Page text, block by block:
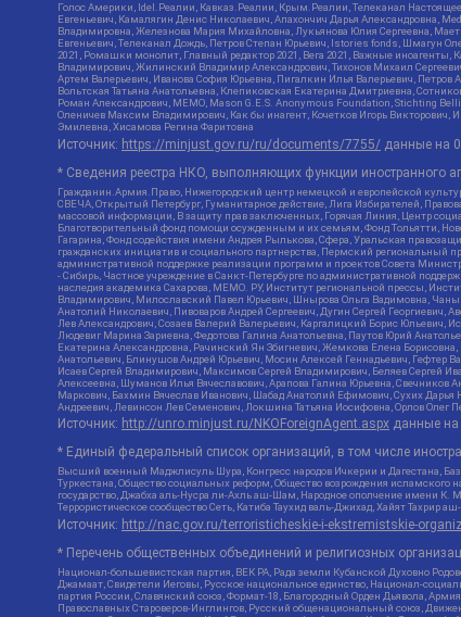
Голос Америки, Idel.Реалии, Кавказ.Реалии, Крым.Реалии, Телеканал
Евгеньевич, Камалягин Денис Николаевич, Апахончич Дарья Александровна,
Владимировна, Железнова Мария Михайловна, Лукьянова Юлия Сергеевна,
Евгеньевич, Телеканал Дождь, Петров Степан Юрьевич, Istories fonds, Шмагун
2021, Ромашки монолит, Главный редактор 2021, Вега 2021, Важные
Владимирович, Жилинский Владимир Александрович, Тихонов Михаил
Артем Валерьевич, Иванова София Юрьевна, Пигалкин Илья Валерьевич,
Вольтская Татьяна Анатольевна, Клепиковская Екатерина Дмитриевна,
Роман Александрович, МЕМО, Mason G.E.S. Anonymous Foundation, Stichting
Оленичев Максим Владимирович, Как бы инагент, Кочетков Игорь Викторович,
Эмилевна, Хисамова Регина Фаритовна
Источник: https://minjust.gov.ru/ru/documents/7755/ данные на
* Сведения реестра НКО, выполняющих функции иностранного
Гражданин.Армия.Право, Нижегородский центр немецкой и европейской
СВЕЧА, Открытый Петербург, Гуманитарное действие, Лига Избирателей,
массовой информации, В защиту прав заключенных, Горячая Линия, Центр
Благотворительный фонд помощи осужденным и их семьям, Фонд Тольятти,
Гагарина, Фонд содействия имени Андрея Рылькова, Сфера, Уральская
гражданских инициатив и социального партнерства, Пермский
административной поддержке реализации программ и проектов Совета
- Сибирь, Частное учреждение в Санкт-Петербурге по административной
наследия академика Сахарова, МЕМО. РУ, Институт региональной прессы,
Владимирович, Милославский Павел Юрьевич, Шнырова Ольга Вадимовна,
Анатолий Николаевич, Пивоваров Андрей Сергеевич, Дугин Сергей
Лев Александрович, Созаев Валерий Валерьевич, Каргалицкий Борис Юльевич,
Людевиг Марина Зариевна, Федотова Галина Анатольевна, Паутов Юрий
Екатерина Александровна, Рачинский Ян Збигневич, Жемкова Елена
Анатольевич, Блинушов Андрей Юрьевич, Мосин Алексей Геннадьевич, Гефтер
Исаев Сергей Владимирович, Максимов Сергей Владимирович, Беляев Сергей
Алексеевна, Шуманов Илья Вячеславович, Арапова Галина Юрьевна,
Маркович, Бахмин Вячеслав Иванович, Шабад Анатолий Ефимович, Сухих Дарья
Андреевич, Левинсон Лев Семенович, Локшина Татьяна Иосифовна, Орлов Олег
Источник: http://unro.minjust.ru/NKOForeignAgent.aspx данные на
* Единый федеральный список организаций, в том числе
Высший военный Маджлисуль Шура, Конгресс народов Ичкерии и Дагестана,
Туркестана, Общество социальных реформ, Общество возрождения
государство, Джабха аль-Нусра ли-Ахль аш-Шам, Народное ополчение имени К.
Террористическое сообщество Сеть, Катиба Таухид валь-Джихад, Хайят Тахрир
Источник: http://nac.gov.ru/terroristicheskie-i-ekstremistskie-
* Перечень общественных объединений и религиозных
Национал-большевистская партия, ВЕК РА, Рада земли Кубанской Духовно
Джамаат, Свидетели Иеговы, Русское национальное единство, Национал-
партия России, Славянский союз, Формат-18, Благородный Орден Дьявола,
Православных Староверов-Инглингов, Русский общенациональный союз,